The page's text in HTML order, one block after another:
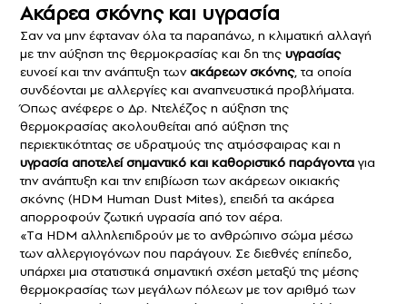
Ακάρεα σκόνης και υγρασία
Σαν να μην έφταναν όλα τα παραπάνω, η κλιματική αλλαγή
με την αύξηση της θερμοκρασίας και δη της υγρασίας
ευνοεί και την ανάπτυξη τωνακάρεων σκόνης, τα οποία
συνδέονται με αλλεργίες και αναπνευστικά προβλήματα.
Όπως ανέφερε ο Δρ. Ντελέζος η αύξηση της
θερμοκρασίας ακολουθείται από αύξηση της
περιεκτικότητας σε υδρατμούς της ατμόσφαιρας και η
υγρασία αποτελείσημαντικό και καθοριστικό παράγοντα για
την ανάπτυξη και την επιβίωση των ακάρεων οικιακής
σκόνης (HDM Human Dust Mites), επειδή τα ακάρεα
απορροφούν ζωτική υγρασία από τον αέρα.
«Tα HDM αλληλεπιδρούν με το ανθρώπινο σώμα μέσω
των αλλεργιογόνων που παράγουν. Σε διεθνές επίπεδο,
υπάρχει μια στατιστικά σημαντική σχέση μεταξύ της μέσης
θερμοκρασίας των μεγάλων πόλεων με τον αριθμό των